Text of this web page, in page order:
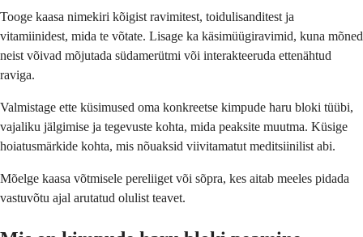
Tooge kaasa nimekiri kõigist ravimitest, toidulisanditest ja
vitamiinidest, mida te võtate. Lisage ka käsimüügiravimid, kuna mõned
neist võivad mõjutada südamerütmi või interakteeruda ettenähtud
raviga.
Valmistage ette küsimused oma konkreetse kimpude haru bloki tüübi,
vajaliku jälgimise ja tegevuste kohta, mida peaksite muutma. Küsige
hoiatusmärkide kohta, mis nõuaksid viivitamatut meditsiinilist abi.
Mõelge kaasa võtmisele pereliiget või sõpra, kes aitab meeles pidada
vastuvõtu ajal arutatud olulist teavet.